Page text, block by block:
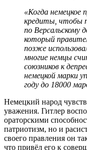
«Когда немецкое
кредиты, чтобы
по Версальскому
который
позже
многие немцы
союзников к
немецкой марки
году до 18000
Немецкий народ
уважения. Гитлер
ораторскими
патриотизм, но и
своего правления он
что привёл его к